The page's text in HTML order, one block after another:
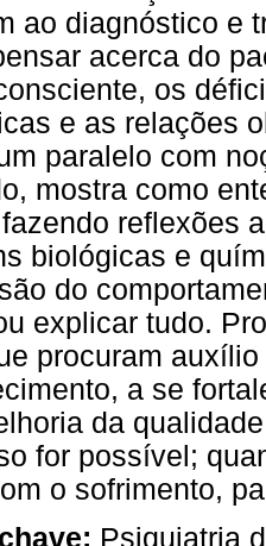
ao diagnóstico e
acerca do
os
e as relações
paralelo com
mostra como
reflexões
biológicas e
do
explicar tudo.
procuram
a se
da
for possível;
o sofrimento,
Psiquiatria